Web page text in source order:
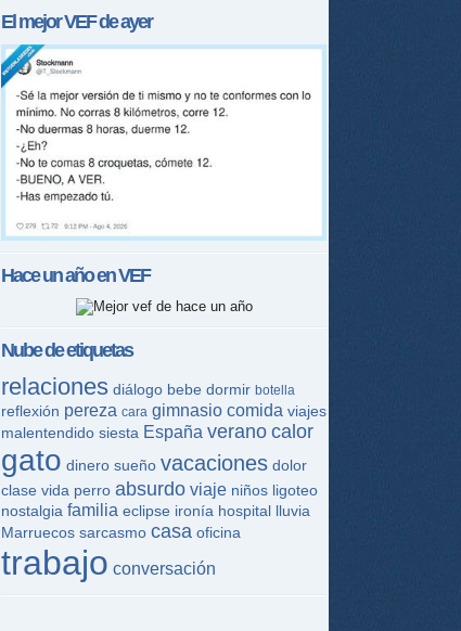
El mejorVEFde ayer
Hace un año enVEF
Nube de etiquetas
relaciones diálogo bebe dormir botella
reflexión pereza cara gimnasio comida viajes
malentendido siesta España verano calor
gato dinero sueño vacaciones dolor
clase vida perro absurdo viaje niños ligoteo
nostalgia familia eclipse ironía hospital lluvia
Marruecos sarcasmo casa oficina
trabajo conversación